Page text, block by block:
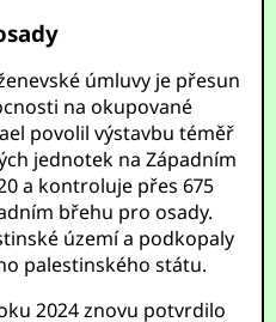
úmluvy je přesun
na okupované
povolil výstavbu téměř
jednotek na Západním
a kontroluje přes 675
břehu pro osady.
území a podkopaly
palestinského státu.
2024 znovu potvrdilo